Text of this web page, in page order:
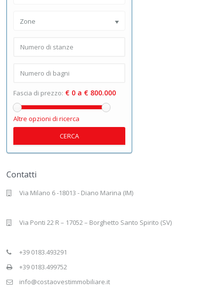
Zone
Fascia di prezzo: € 0 a € 800.000
Altre opzioni di ricerca
CERCA
Contatti
Via Milano 6 -18013 - Diano Marina (IM)
Via Ponti 22 R – 17052 – Borghetto Santo Spirito (SV)
+39 0183.493291
+39 0183.499752
info@costaovestimmobiliare.it